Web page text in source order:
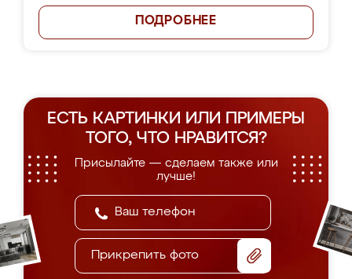
ПОДРОБНЕЕ
ЕСТЬ КАРТИНКИ ИЛИ ПРИМЕРЫ
ТОГО, ЧТО НРАВИТСЯ?
Присылайте — сделаем также или
лучше!
Прикрепить фото